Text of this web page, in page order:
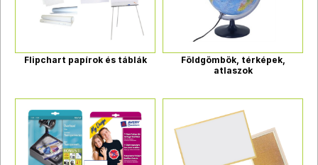
Flipchart papírok és táblák
Földgömbök, térképek,
atlaszok